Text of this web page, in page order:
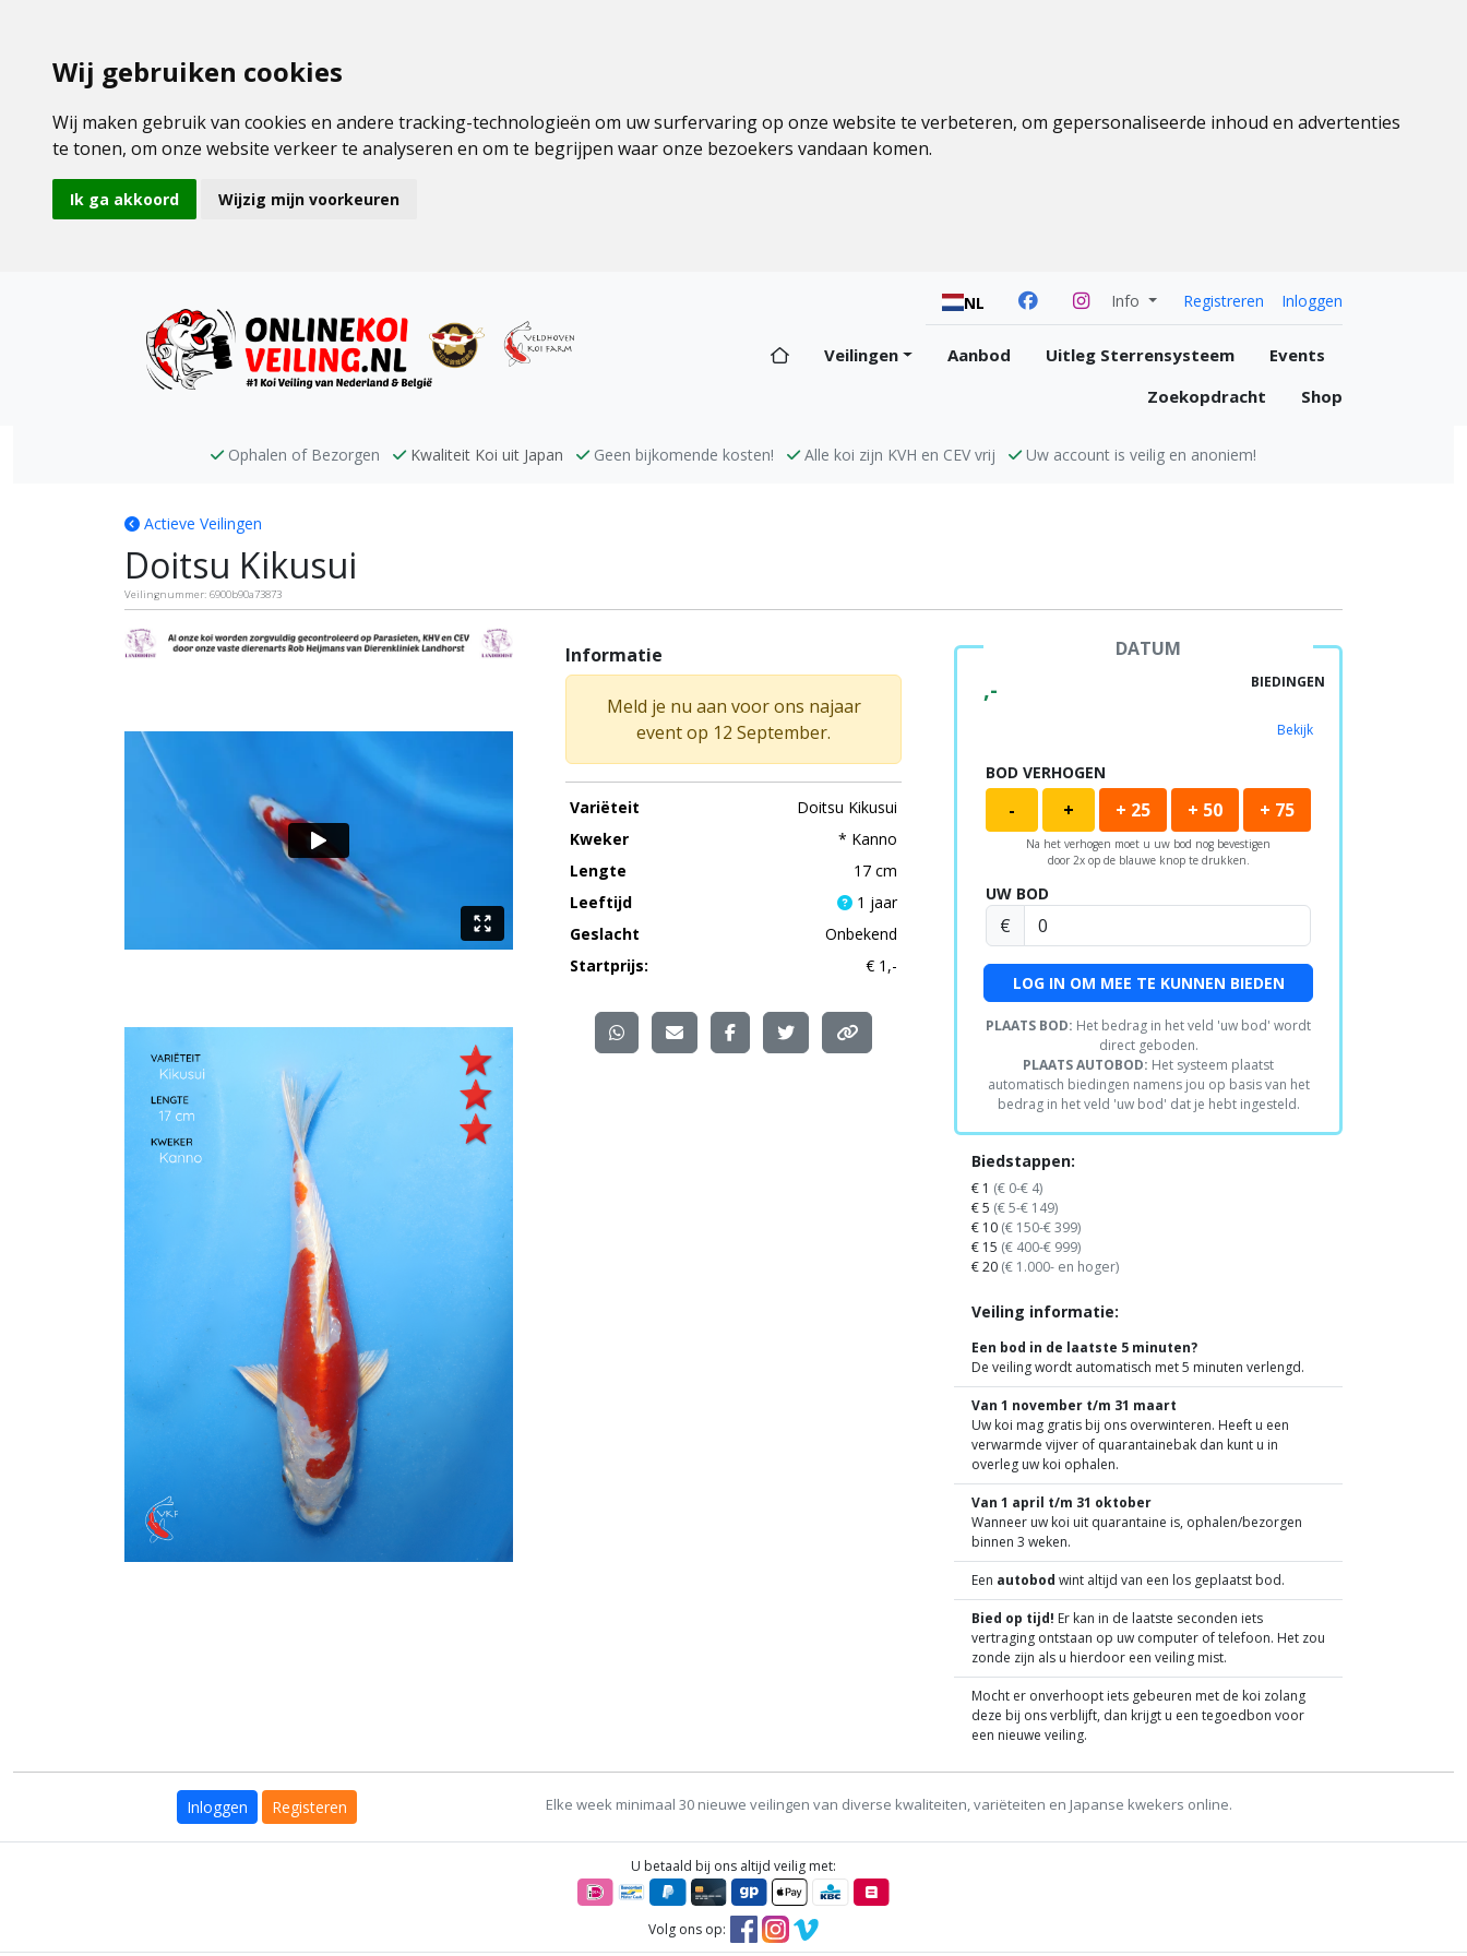
Wij gebruiken cookies
Wij maken gebruik van cookies en andere tracking-technologieën om uw surfervaring op onze website te verbeteren, om gepersonaliseerde inhoud en advertenties
te tonen, om onze website verkeer te analyseren en om te begrijpen waar onze bezoekers vandaan komen.
Ik ga akkoord Wijzig mijn voorkeuren
NL Info Registreren Inloggen
Veilingen Aanbod Uitleg Sterrensysteem
Events
Zoekopdracht
Shop
Ophalen of Bezorgen Kwaliteit Koi uit Japan Geen bijkomende kosten! Alle koi zijn KVH en CEV vrij Uw account is veilig en anoniem!
Actieve Veilingen
Doitsu Kikusui
Veilingnummer: 6900b90a73873
Informatie
Meld je nu aan voor ons najaar
event op 12 September.
Variëteit
Doitsu Kikusui
Kweker
* Kanno
Lengte
17 cm
Leeftijd
1 jaar
Geslacht
Onbekend
Startprijs:
€ 1,-
DATUM
,- BIEDINGEN
Bekijk
BOD VERHOGEN
- + + 25 + 50 + 75
Na het verhogen moet u uw bod nog bevestigen
door 2x op de blauwe knop te drukken.
UW BOD
€
LOG IN OM MEE TE KUNNEN BIEDEN
PLAATS BOD: Het bedrag in het veld 'uw bod' wordt
direct geboden.
PLAATS AUTOBOD: Het systeem plaatst
automatisch biedingen namens jou op basis van het
bedrag in het veld 'uw bod' dat je hebt ingesteld.
Biedstappen:
€ 1 (€ 0-€ 4)
€ 5 (€ 5-€ 149)
€ 10 (€ 150-€ 399)
€ 15 (€ 400-€ 999)
€ 20 (€ 1.000- en hoger)
Veiling informatie:
Een bod in de laatste 5 minuten?
De veiling wordt automatisch met 5 minuten verlengd.
Van 1 november t/m 31 maart
Uw koi mag gratis bij ons overwinteren. Heeft u een
verwarmde vijver of quarantainebak dan kunt u in
overleg uw koi ophalen.
Van 1 april t/m 31 oktober
Wanneer uw koi uit quarantaine is, ophalen/bezorgen
binnen 3 weken.
Een autobod wint altijd van een los geplaatst bod.
Bied op tijd! Er kan in de laatste seconden iets
vertraging ontstaan op uw computer of telefoon. Het zou
zonde zijn als u hierdoor een veiling mist.
Mocht er onverhoopt iets gebeuren met de koi zolang
deze bij ons verblijft, dan krijgt u een tegoedbon voor
een nieuwe veiling.
Inloggen Registeren Elke week minimaal 30 nieuwe veilingen van diverse kwaliteiten, variëteiten en Japanse kwekers online.
U betaald bij ons altijd veilig met:
Volg ons op: